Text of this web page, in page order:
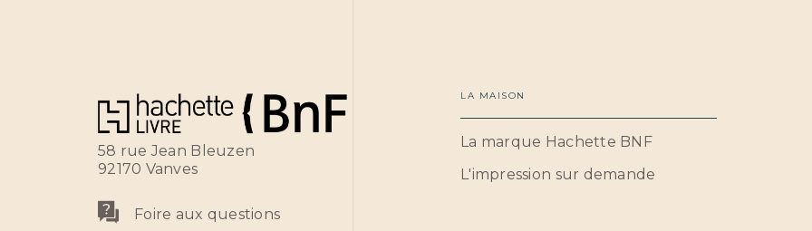
58 rue Jean Bleuzen
92170 Vanves
Foire aux questions
LA MAISON
La marque Hachette BNF
L'impression sur demande